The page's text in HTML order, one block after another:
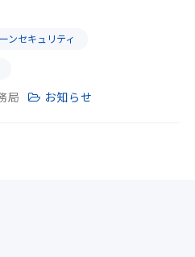
ンセキュリティ
局 お知らせ